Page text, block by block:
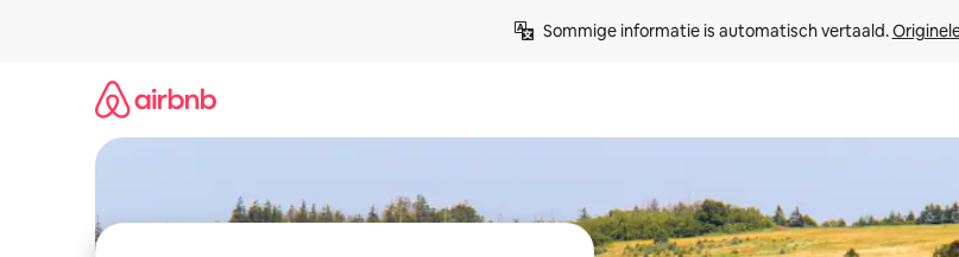
Sommige informatie is automatisch vertaald.